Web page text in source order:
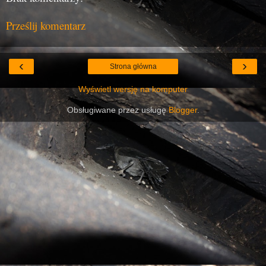
Prześlij komentarz
‹ ›
Strona główna
Wyświetl wersję na komputer
Obsługiwane przez usługęBlogger.